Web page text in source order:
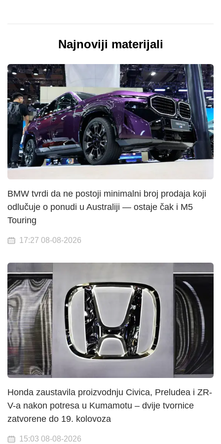
Najnoviji materijali
BMW tvrdi da ne postoji minimalni broj prodaja koji
odlučuje o ponudi u Australiji — ostaje čak i M5
Touring
17:27 08-08-2026
Honda zaustavila proizvodnju Civica, Preludea i ZR-
V-a nakon potresa u Kumamotu – dvije tvornice
zatvorene do 19. kolovoza
15:03 08-08-2026